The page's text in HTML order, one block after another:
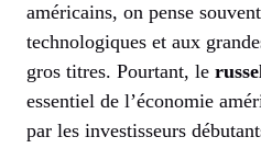
américains, on pense
technologiques et aux
gros titres. Pourtant, le
essentiel de l’économie
par les investisseurs